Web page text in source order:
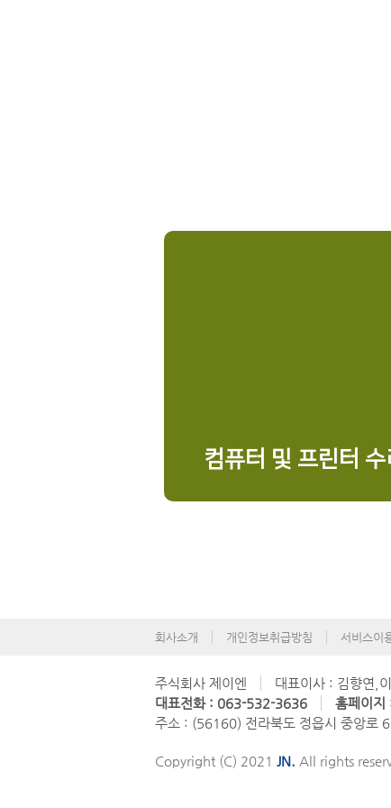
컴퓨터 및 프린터 수
회사소개 개인정보취급방침 서비스이
주식회사 제이엔 대표이사 : 김향연,
대표전화 : 063-532-3636
홈페이
주소 : (56160) 전라북도 정읍시 중앙로
Copyright (C) 2021 JN. All rights